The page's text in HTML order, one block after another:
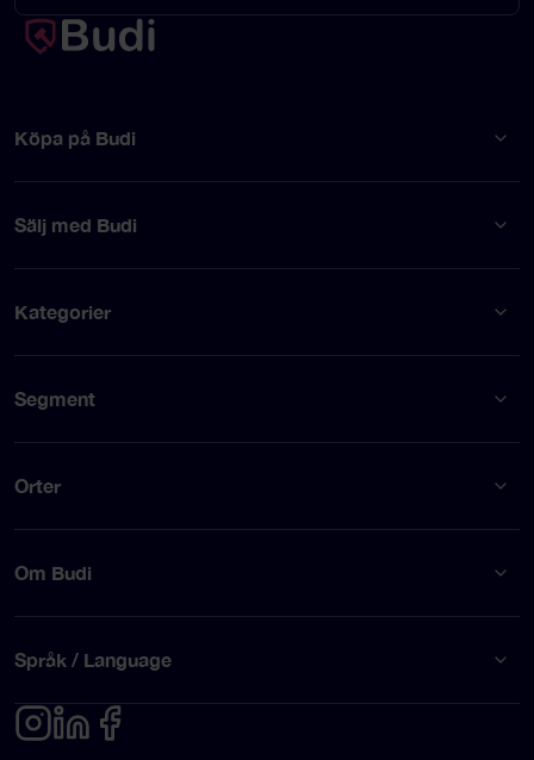
Köpa på Budi
Sälj med Budi
Kategorier
Segment
Orter
Om Budi
Språk / Language